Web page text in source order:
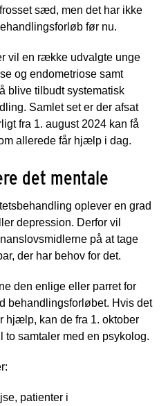
sæd, men det har ikke
før nu.
vil en række udvalgte unge
og endometriose samt
blive tilbudt systematisk
Samlet set er der afsat
fra 1. august 2024 kan få
allerede får hjælp i dag.
det mentale
oplever en grad
depression. Derfor vil
på at tage
der har behov for det.
den enlige eller parret for
behandlingsforløbet. Hvis det
hjælp, kan de fra 1. oktober
to samtaler med en psykolog.
patienter i